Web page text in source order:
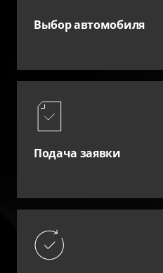
Выбор автомобиля
Подача заявки